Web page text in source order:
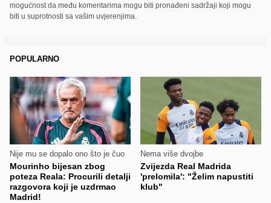
mogućnost da među komentarima mogu biti pronađeni sadržaji koji mogu
biti u suprotnosti sa vašim uvjerenjima.
POPULARNO
Nije mu se dopalo ono što je čuo
Mourinho bijesan zbog
poteza Reala: Procurili detalji
razgovora koji je uzdrmao
Madrid!
Nema više dvojbe
Zvijezda Real Madrida
'prelomila': "Želim napustiti
klub"